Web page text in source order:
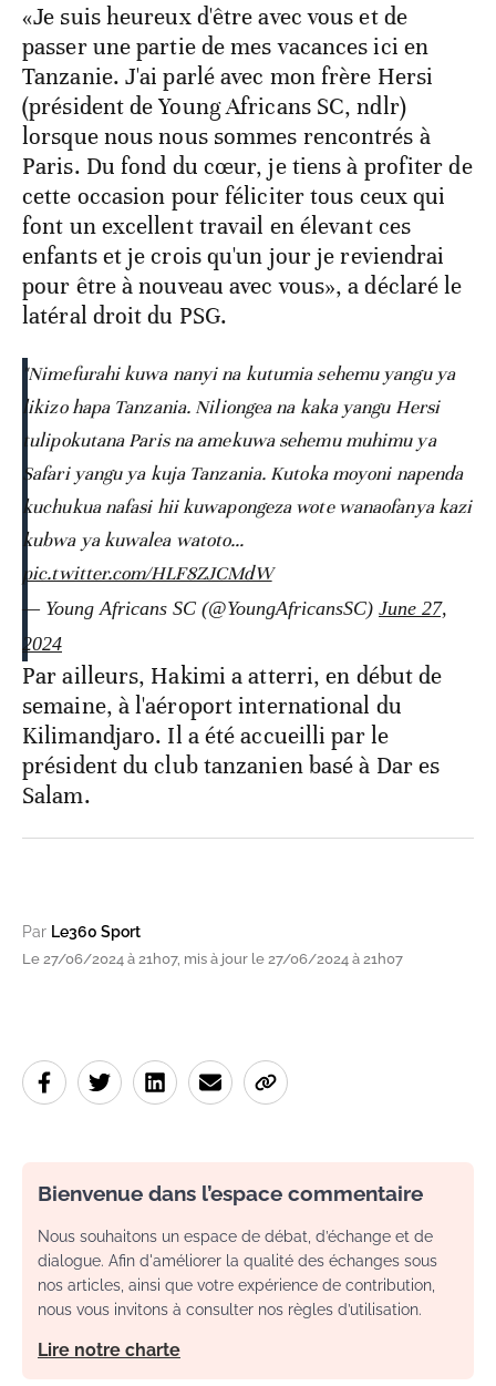
«Je suis heureux d'être avec vous et de
passer une partie de mes vacances ici en
Tanzanie. J'ai parlé avec mon frère Hersi
(président de Young Africans SC, ndlr)
lorsque nous nous sommes rencontrés à
Paris. Du fond du cœur, je tiens à profiter de
cette occasion pour féliciter tous ceux qui
font un excellent travail en élevant ces
enfants et je crois qu'un jour je reviendrai
pour être à nouveau avec vous», a déclaré le
latéral droit du PSG.
"Nimefurahi kuwa nanyi na kutumia sehemu yangu ya
likizo hapa Tanzania. Niliongea na kaka yangu Hersi
tulipokutana Paris na amekuwa sehemu muhimu ya
Safari yangu ya kuja Tanzania. Kutoka moyoni napenda
kuchukua nafasi hii kuwapongeza wote wanaofanya kazi
kubwa ya kuwalea watoto…
pic.twitter.com/HLF8ZJCMdW
— Young Africans SC (@YoungAfricansSC) June 27,
2024
Par ailleurs, Hakimi a atterri, en début de
semaine, à l'aéroport international du
Kilimandjaro. Il a été accueilli par le
président du club tanzanien basé à Dar es
Salam.
Par Le360 Sport
Le 27/06/2024 à 21h07, mis à jour le 27/06/2024 à 21h07
Bienvenue dans l’espace commentaire
Nous souhaitons un espace de débat, d’échange et de
dialogue. Afin d'améliorer la qualité des échanges sous
nos articles, ainsi que votre expérience de contribution,
nous vous invitons à consulter nos règles d’utilisation.
Lire notre charte